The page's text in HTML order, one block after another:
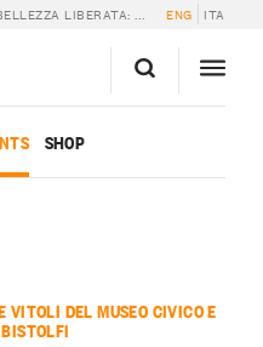
LIBERATA: LEONARDO BISTOLFI E GLI AMICI DIVISIONISTI ENG ITA
SHOP
VITOLI DEL MUSEO CIVICO E